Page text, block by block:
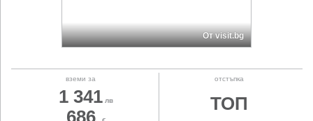
От visit.bg
вземи за
1 341 лв
отстъпка
ТОП